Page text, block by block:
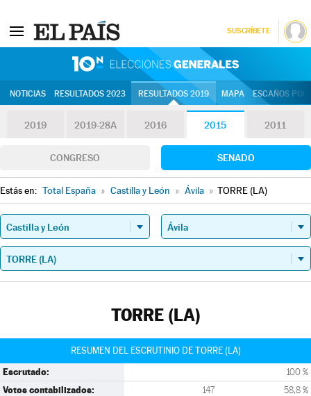
SUSCRÍBETE
NOTICIAS RESULTADOS 2023 RESULTADOS 2019 MAPA ESCAÑOS
2019 2019-28A 2016 2015 2011
CONGRESO SENADO
Estás en: Total España » Castilla y León » Ávila » TORRE (LA)
TORRE (LA)
RESUMEN DEL ESCRUTINIO DE TORRE (LA)
Escrutado: 100 %
Votos contabilizados: 147 58,8 %